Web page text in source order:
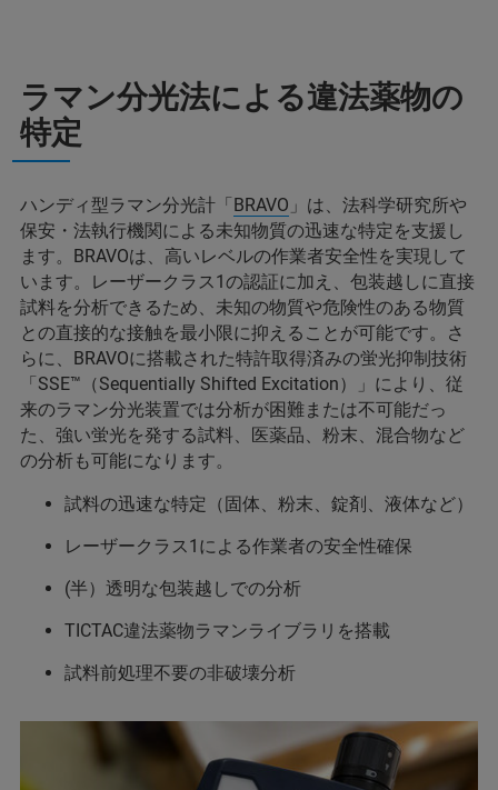
ラマン分光法による違法薬物の
特定
ハンディ型ラマン分光計「BRAVO 」は、法科学研究所や
保安・法執行機関による未知物質の迅速な特定を支援し
ます。BRAVOは、高いレベルの作業者安全性を実現して
います。レーザークラス1の認証に加え、包装越しに直接
試料を分析できるため、未知の物質や危険性のある物質
との直接的な接触を最小限に抑えることが可能です。さ
らに、BRAVOに搭載された特許取得済みの蛍光抑制技術
「SSE™（Sequentially Shifted Excitation）」により、従
来のラマン分光装置では分析が困難または不可能だっ
た、強い蛍光を発する試料、医薬品、粉末、混合物など
の分析も可能になります。
試料の迅速な特定（固体、粉末、錠剤、液体など）
レーザークラス1による作業者の安全性確保
(半）透明な包装越しでの分析
TICTAC違法薬物ラマンライブラリを搭載
試料前処理不要の非破壊分析